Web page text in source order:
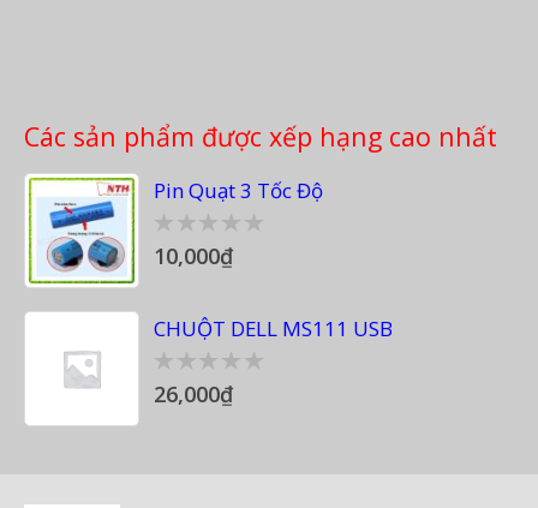
Các sản phẩm được xếp hạng cao nhất
Pin Quạt 3 Tốc Độ
0
out
10,000₫
CHUỘT DELL MS111 USB
0
out
26,000₫